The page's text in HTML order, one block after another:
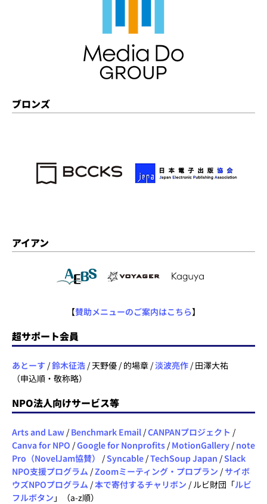
ブロンズ
アイアン
【賛助メニューのご案内はこちら】
超サポート会員
あとーす /鈴木征浩 / 天野優 / 的場章 /淡波亮作 / 田澤大祐
（申込順・敬称略）
NPO法人向けサービス等
Arts and Law / Benchmark Email /CANPANプロジェクト /
Canva for NPO /Google for Nonprofits / MotionGallery / note
Pro（NovelJam協賛）
/Syncable /TechSoup Japan /Slack
NPO支援プログラム /Zoomミーティング・プロプラン /サイボ
ウズNPOプログラム /本で寄付するチャリボン / ルビ財団「ルビ
フルボタン 」（a-z順）